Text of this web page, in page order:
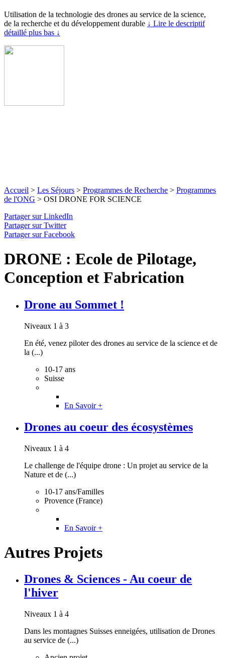
Utilisation de la technologie des drones au service de la science,
de la recherche et du développement durable ↓ Lire le descriptif
détaillé plus bas ↓
Accueil > Les Séjours > Programmes de Recherche > Programmes
de l'ONG > OSI DRONE FOR SCIENCE
Partager sur LinkedIn
Partager sur Twitter
Partager sur Facebook
DRONE : Ecole de Pilotage,
Conception et Fabrication
Drone au Sommet !
Niveaux 1 à 3
En été, venez piloter des drones au service de la science et de
la (...)
10-17 ans
Suisse
En Savoir +
Drones au coeur des écosystèmes
Niveaux 1 à 4
Le challenge de l'équipe drone : Un projet au service de la
Nature et de (...)
10-17 ans/Familles
Provence (France)
En Savoir +
Autres Projets
Drones & Sciences - Au coeur de
l'hiver
Niveaux 1 à 4
Dans les montagnes Suisses enneigées, utilisation de Drones
au service de (...)